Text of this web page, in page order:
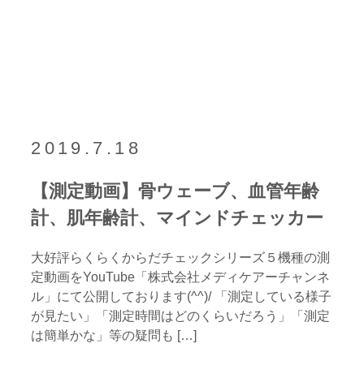
2019.7.18
【測定動画】骨ウェーブ、血管年齢
計、肌年齢計、マインドチェッカー
大好評らくらくからだチェックシリーズ５機種の測
定動画をYouTube「株式会社メディケアーチャンネ
ル」にて公開しております(^^)/ 「測定している様子
が見たい」「測定時間はどのくらいだろう」「測定
は簡単かな」等の疑問も […]